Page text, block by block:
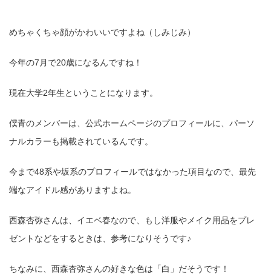
めちゃくちゃ顔がかわいいですよね（しみじみ）
今年の7月で20歳になるんですね！
現在大学2年生ということになります。
僕青のメンバーは、公式ホームページのプロフィールに、パーソ
ナルカラーも掲載されているんです。
今まで48系や坂系のプロフィールではなかった項目なので、最先
端なアイドル感がありますよね。
西森杏弥さんは、イエベ春なので、もし洋服やメイク用品をプレ
ゼントなどをするときは、参考になりそうです♪
ちなみに、西森杏弥さんの好きな色は「白」だそうです！